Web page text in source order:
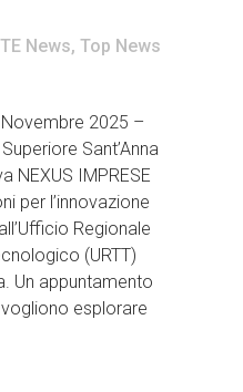
News, Top News
2025 –
Sant’Anna
NEXUS IMPRESE
per l’innovazione
Regionale
(URTT)
Un appuntamento
esplorare